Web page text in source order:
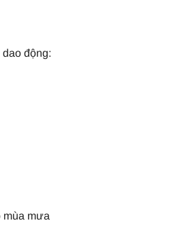
động:
mùa mưa